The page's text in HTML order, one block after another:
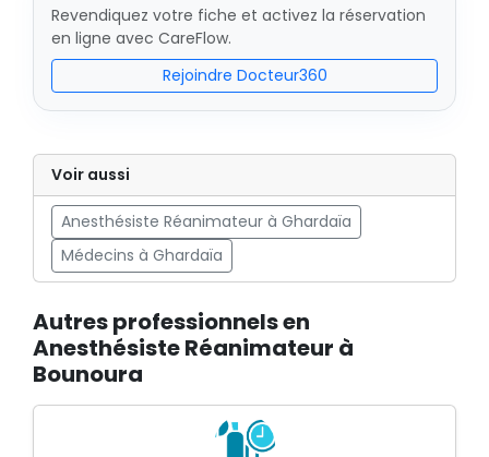
Revendiquez votre fiche et activez la réservation
en ligne avec CareFlow.
Rejoindre Docteur360
Voir aussi
Anesthésiste Réanimateur à Ghardaïa
Médecins à Ghardaïa
Autres professionnels en
Anesthésiste Réanimateur à
Bounoura